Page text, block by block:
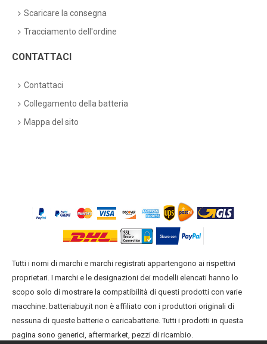
Scaricare la consegna
Tracciamento dell'ordine
CONTATTACI
Contattaci
Collegamento della batteria
Mappa del sito
Tutti i nomi di marchi e marchi registrati appartengono ai rispettivi
proprietari. I marchi e le designazioni dei modelli elencati hanno lo
scopo solo di mostrare la compatibilità di questi prodotti con varie
macchine. batteriabuy.it non è affiliato con i produttori originali di
nessuna di queste batterie o caricabatterie. Tutti i prodotti in questa
pagina sono generici, aftermarket, pezzi di ricambio.